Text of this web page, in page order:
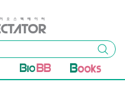
검색